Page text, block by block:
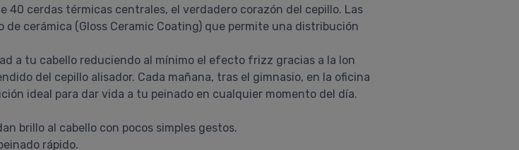
cerdas térmicas centrales, el verdadero corazón del cepillo. Las
cerámica (Gloss Ceramic Coating) que permite una distribución
a tu cabello reduciendo al mínimo el efecto frizz gracias a la Ion
del cepillo alisador. Cada mañana, tras el gimnasio, en la oficina
ideal para dar vida a tu peinado en cualquier momento del día.
brillo al cabello con pocos simples gestos.
rápido.